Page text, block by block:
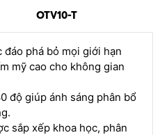
OTV10-T
phá bỏ mọi giới hạn
mỹ cao cho không gian
độ giúp ánh sáng phân bổ
sắp xếp khoa học, phân